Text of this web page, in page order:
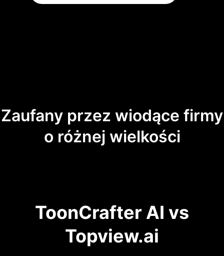
Zaufany przez wiodące firmy
o różnej wielkości
ToonCrafter AI vs
Topview.ai